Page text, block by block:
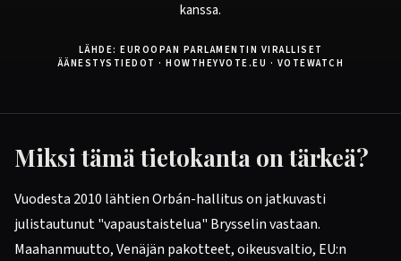
kanssa.
LÄHDE: EUROOPAN PARLAMENTIN VIRALLISET
ÄÄNESTYSTIEDOT · HOWTHEYVOTE.EU · VOTEWATCH
Miksi tämä tietokanta on tärkeä?
Vuodesta 2010 lähtien Orbán-hallitus on jatkuvasti
julistautunut "vapaustaistelua" Brysselin vastaan.
Maahanmuutto, Venäjän pakotteet, oikeusvaltio, EU:n